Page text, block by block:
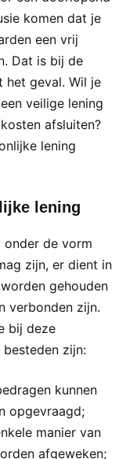
komen dat je
een vrij
Dat is bij de
het geval. Wil je
veilige lening
afsluiten?
lening
lening
onder de vorm
zijn, er dient in
gehouden
verbonden zijn.
bij deze
zijn:
kunnen
opgevraagd;
manier van
afgeweken;